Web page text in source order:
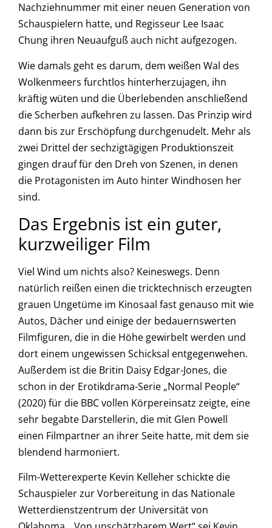
Nachziehnummer mit einer neuen Generation von
Schauspielern hatte, und Regisseur Lee Isaac
Chung ihren Neuaufguß auch nicht aufgezogen.
Wie damals geht es darum, dem weißen Wal des
Wolkenmeers furchtlos hinterherzujagen, ihn
kräftig wüten und die Überlebenden anschließend
die Scherben aufkehren zu lassen. Das Prinzip wird
dann bis zur Erschöpfung durchgenudelt. Mehr als
zwei Drittel der sechzigtägigen Produktionszeit
gingen drauf für den Dreh von Szenen, in denen
die Protagonisten im Auto hinter Windhosen her
sind.
Das Ergebnis ist ein guter,
kurzweiliger Film
Viel Wind um nichts also? Keineswegs. Denn
natürlich reißen einen die tricktechnisch erzeugten
grauen Ungetüme im Kinosaal fast genauso mit wie
Autos, Dächer und einige der bedauernswerten
Filmfiguren, die in die Höhe gewirbelt werden und
dort einem ungewissen Schicksal entgegenwehen.
Außerdem ist die Britin Daisy Edgar-Jones, die
schon in der Erotikdrama-Serie „Normal People“
(2020) für die BBC vollen Körpereinsatz zeigte, eine
sehr begabte Darstellerin, die mit Glen Powell
einen Filmpartner an ihrer Seite hatte, mit dem sie
blendend harmoniert.
Film-Wetterexperte Kevin Kelleher schickte die
Schauspieler zur Vorbereitung in das Nationale
Wetterdienstzentrum der Universität von